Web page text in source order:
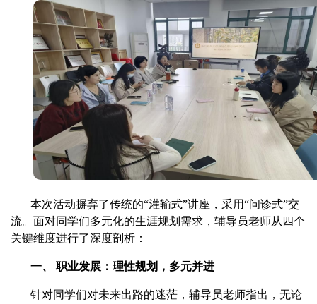
本次活动摒弃了传统的“灌输式”讲座，采用“问诊式”交
流。面对同学们多元化的生涯规划需求，辅导员老师从四个
关键维度进行了深度剖析：
一、 职业发展：理性规划，多元并进
针对同学们对未来出路的迷茫，辅导员老师指出，无论